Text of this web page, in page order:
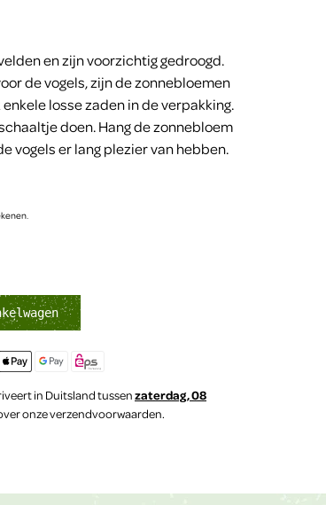
en zijn voorzichtig gedroogd.
de vogels, zijn de zonnebloemen
losse zaden in de verpakking.
doen. Hang de zonnebloem
vogels er lang plezier van hebben.
in Duitsland tussenzaterdag, 08
onze verzendvoorwaarden.